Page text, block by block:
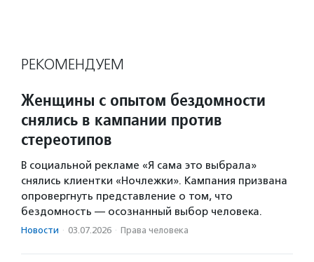
РЕКОМЕНДУЕМ
Женщины с опытом бездомности
снялись в кампании против
стереотипов
В социальной рекламе «Я сама это выбрала»
снялись клиентки «Ночлежки». Кампания призвана
опровергнуть представление о том, что
бездомность — осознанный выбор человека.
Новости · 03.07.2026 · Права человека